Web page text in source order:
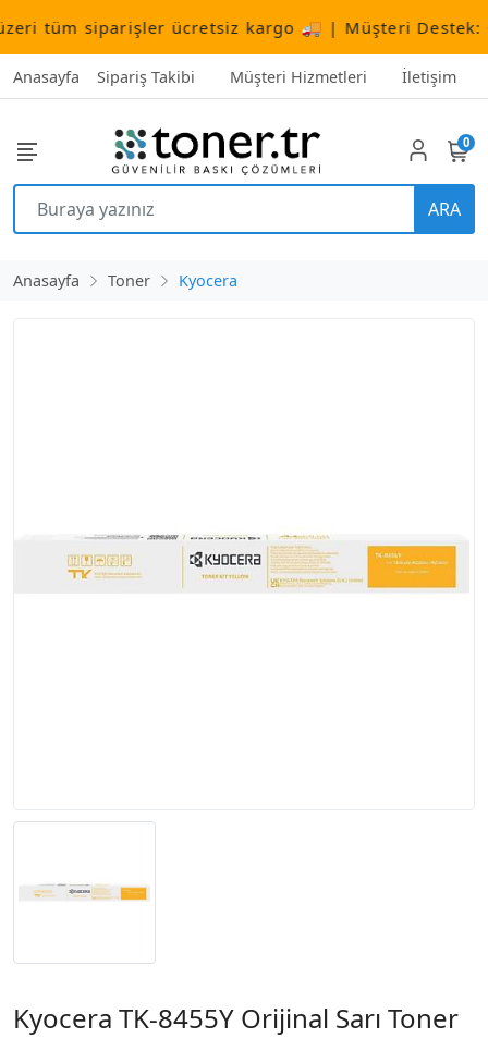
tüm siparişler ücretsiz kargo 🚚 | Müşteri Destek:
Anasayfa Sipariş Takibi Müşteri Hizmetleri İletişim
ARA
0
Anasayfa Toner Kyocera
Kyocera TK-8455Y Orijinal Sarı Toner